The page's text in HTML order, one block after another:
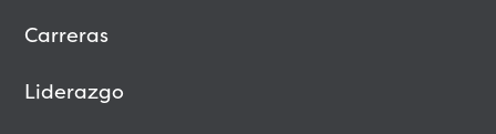
Carreras
Liderazgo